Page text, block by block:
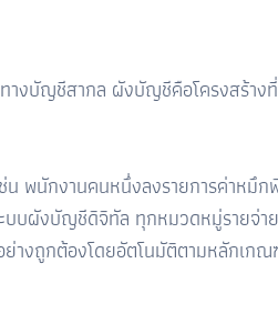
างบัญชีสากล ผังบัญชีคือโครงสร้
พนักงานคนหนึ่งลงรายการค่าหมึ
บผังบัญชีดิจิทัล ทุกหมวดหมู่รายจ่า
งถูกต้องโดยอัตโนมัติตามหลักเก